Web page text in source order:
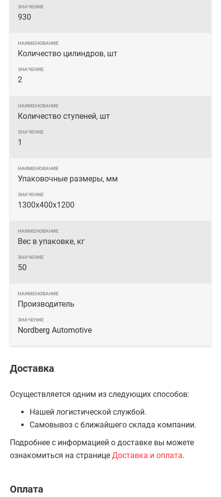
930
Количество цилиндров, шт
2
Количество ступеней, шт
1
Упаковочные размеры, мм
1300x400x1200
Вес в упаковке, кг
50
Производитель
Nordberg Automotive
Доставка
Осуществляется одним из следующих способов:
Нашей логистической службой.
Самовывоз с ближайшего склада компании.
Подробнее с информацией о доставке вы можете
ознакомиться на странице Доставка и оплата.
Оплата